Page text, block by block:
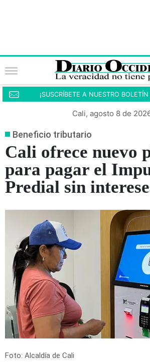
¡SUSCRÍBETE A NUESTRO
Cali, agosto 8 de
Beneficio tributario
Cali ofrece nuevo
para pagar el
Predial sin
Foto: Alcaldía de Cali